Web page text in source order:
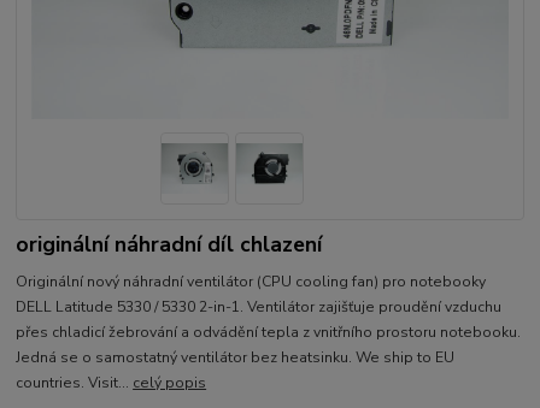
originální náhradní díl chlazení
Originální nový náhradní ventilátor (CPU cooling fan) pro notebooky
DELL Latitude 5330 / 5330 2-in-1. Ventilátor zajišťuje proudění vzduchu
přes chladicí žebrování a odvádění tepla z vnitřního prostoru notebooku.
Jedná se o samostatný ventilátor bez heatsinku. We ship to EU
countries. Visit... celý popis